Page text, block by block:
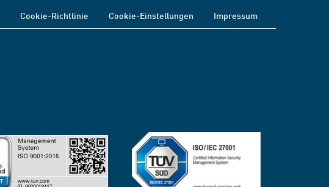
Cookie-Richtlinie Cookie-Einstellungen Impressum